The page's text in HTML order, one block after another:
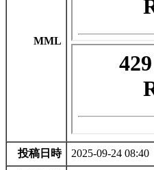
MML
投稿日時 2025-09-24 08:40